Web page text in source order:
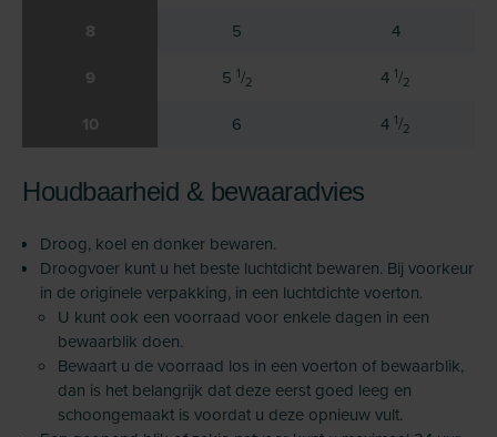
8 5 4
9 5 1/2 4 1/2
10 6 4 1/2
Houdbaarheid & bewaaradvies
Droog, koel en donker bewaren.
Droogvoer kunt u het beste luchtdicht bewaren. Bij voorkeur
in de originele verpakking, in een luchtdichte voerton.
U kunt ook een voorraad voor enkele dagen in een
bewaarblik doen.
Bewaart u de voorraad los in een voerton of bewaarblik,
dan is het belangrijk dat deze eerst goed leeg en
schoongemaakt is voordat u deze opnieuw vult.